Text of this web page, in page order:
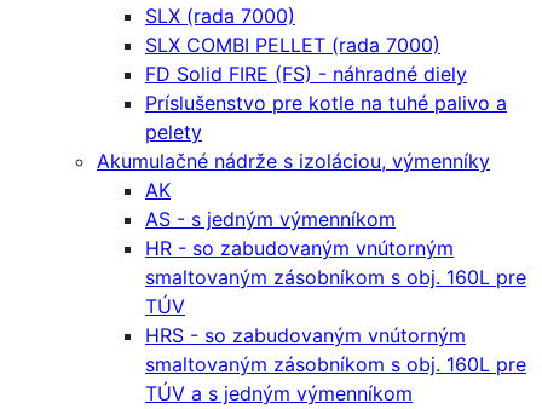
SLX (rada 7000)
SLX COMBI PELLET (rada 7000)
FD Solid FIRE (FS) - náhradné diely
Príslušenstvo pre kotle na tuhé palivo a
pelety
Akumulačné nádrže s izoláciou, výmenníky
AK
AS - s jedným výmenníkom
HR - so zabudovaným vnútorným
smaltovaným zásobníkom s obj. 160L pre
TÚV
HRS - so zabudovaným vnútorným
smaltovaným zásobníkom s obj. 160L pre
TÚV a s jedným výmenníkom